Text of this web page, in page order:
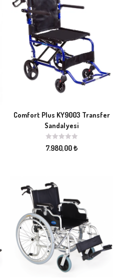
Comfort Plus KY9003 Transfer
Sandalyesi
7.980,00₺